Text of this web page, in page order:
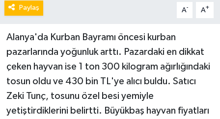
Paylaş A- A+
Alanya'da Kurban Bayramı öncesi kurban
pazarlarında yoğunluk arttı. Pazardaki en dikkat
çeken hayvan ise 1 ton 300 kilogram ağırlığındaki
tosun oldu ve 430 bin TL'ye alıcı buldu. Satıcı
Zeki Tunç, tosunu özel besi yemiyle
yetiştirdiklerini belirtti. Büyükbaş hayvan fiyatları